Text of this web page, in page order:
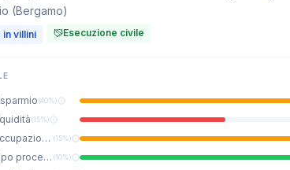
(Bergamo)
villini Esecuzione civile
(40%)
(15%)
Occupazione (15%)
Tipo procedura (10%)